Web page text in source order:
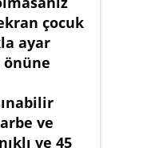
çocuk
ayar
ve
ve 45